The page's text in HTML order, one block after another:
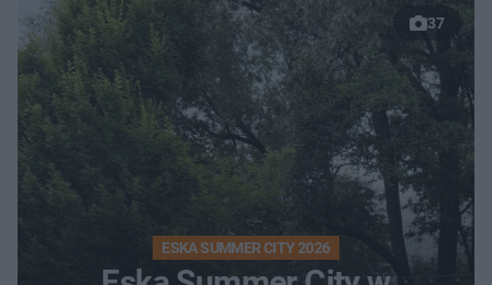
37
ESKA SUMMER CITY 2026